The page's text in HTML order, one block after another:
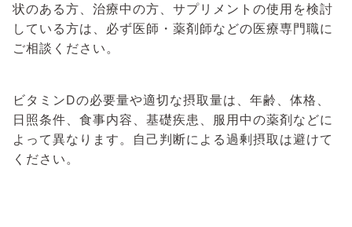
状のある方、治療中の方、サプリメントの使用を検討
している方は、必ず医師・薬剤師などの医療専門職に
ご相談ください。
ビタミンDの必要量や適切な摂取量は、年齢、体格、
日照条件、食事内容、基礎疾患、服用中の薬剤などに
よって異なります。自己判断による過剰摂取は避けて
ください。